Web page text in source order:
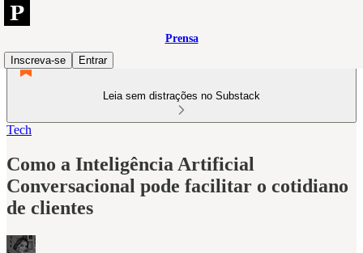
Prensa
Inscreva-se
Entrar
Leia sem distrações no Substack
Tech
Como a Inteligência Artificial
Conversacional pode facilitar o cotidiano
de clientes